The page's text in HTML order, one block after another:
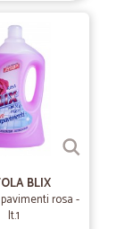
BLIX
rosa -
lt.1